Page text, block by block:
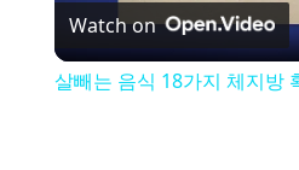
l
Watch on
살빼는 음식 18가지 체지방